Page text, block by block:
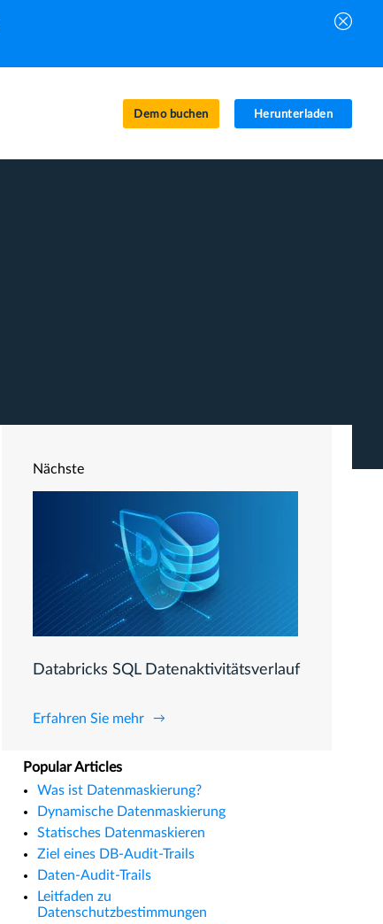
Demo buchen Herunterladen
Nächste
Databricks SQL Datenaktivitätsverlauf
Erfahren Sie mehr
Popular Articles
Was ist Datenmaskierung?
Dynamische Datenmaskierung
Statisches Datenmaskieren
Ziel eines DB-Audit-Trails
Daten-Audit-Trails
Leitfaden zu
Datenschutzbestimmungen